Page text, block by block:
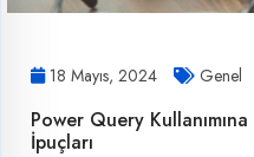
18 Mayıs, 2024 Genel
Power Query
İpuçları